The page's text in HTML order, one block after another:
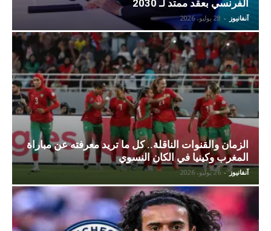
الفرنسي بعقد ممتد لـ 2030
آنفانيوز - 28 يوليو، 2026
الزمان والقنوات الناقلة.. كل ما تريد معرفته عن مباراة
المغرب وكينيا في الكان النسوي
آنفانيوز - 26 يوليو، 2026